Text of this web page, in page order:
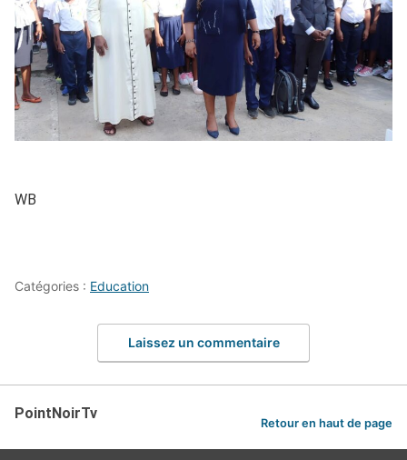
WB
Catégories : Education
Laissez un commentaire
PointNoirTv
Retour en haut de page